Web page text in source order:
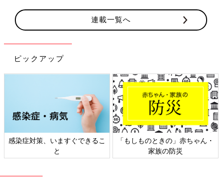
連載一覧へ
ピックアップ
感染症対策、いますぐできるこ
と
「もしものときの」赤ちゃん・
家族の防災